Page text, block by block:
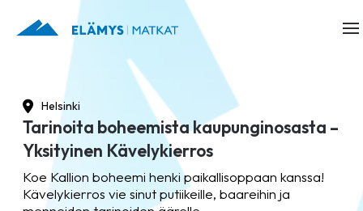
Helsinki
Tarinoita boheemista kaupunginosasta –
Yksityinen Kävelykierros
Koe Kallion boheemi henki paikallisoppaan kanssa!
Kävelykierros vie sinut putiikeille, baareihin ja